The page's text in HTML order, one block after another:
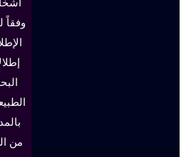
وفقاً
من